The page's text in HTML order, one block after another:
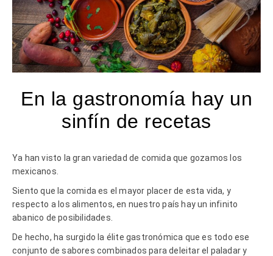
En la gastronomía hay un
sinfín de recetas
Ya han visto la gran variedad de comida que gozamos los
mexicanos.
Siento que la comida es el mayor placer de esta vida, y
respecto a los alimentos, en nuestro país hay un infinito
abanico de posibilidades.
De hecho, ha surgido la élite gastronómica que es todo ese
conjunto de sabores combinados para deleitar el paladar y